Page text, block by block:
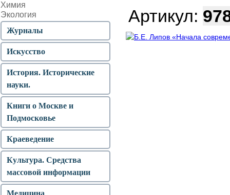
Артикул:
Химия
Экология
Журналы
Искусство
История. Исторические
науки.
Книги о Москве и
Подмосковье
Краеведение
Культура. Средства
массовой информации
Медицина